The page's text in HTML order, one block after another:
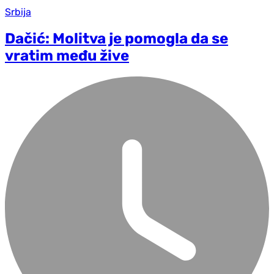
Srbija
Dačić: Molitva je pomogla da se
vratim među žive